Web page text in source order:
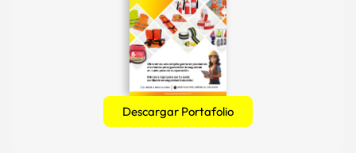
Descargar Portafolio